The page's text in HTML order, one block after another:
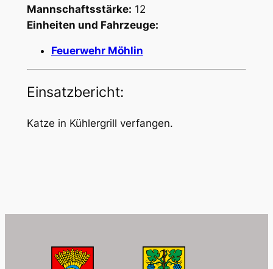
Mannschaftsstärke: 12
Einheiten und Fahrzeuge:
Feuerwehr Möhlin
Einsatzbericht:
Katze in Kühlergrill verfangen.